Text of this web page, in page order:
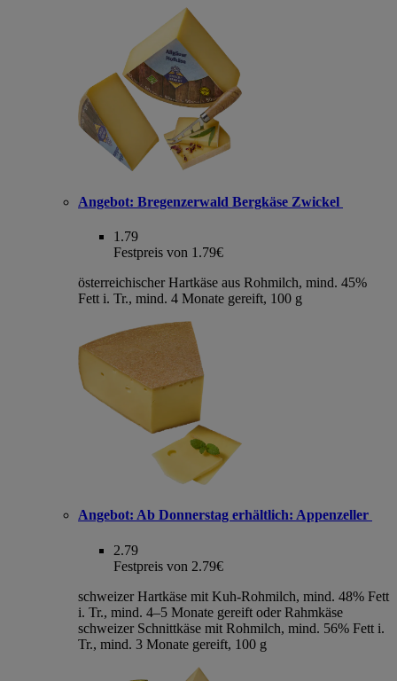
Angebot: Bregenzerwald Bergkäse Zwickel
1.79
Festpreis von 1.79€
österreichischer Hartkäse aus Rohmilch, mind. 45%
Fett i. Tr., mind. 4 Monate gereift, 100 g
Angebot: Ab Donnerstag erhältlich: Appenzeller
2.79
Festpreis von 2.79€
schweizer Hartkäse mit Kuh-Rohmilch, mind. 48% Fett
i. Tr., mind. 4–5 Monate gereift oder Rahmkäse
schweizer Schnittkäse mit Rohmilch, mind. 56% Fett i.
Tr., mind. 3 Monate gereift, 100 g